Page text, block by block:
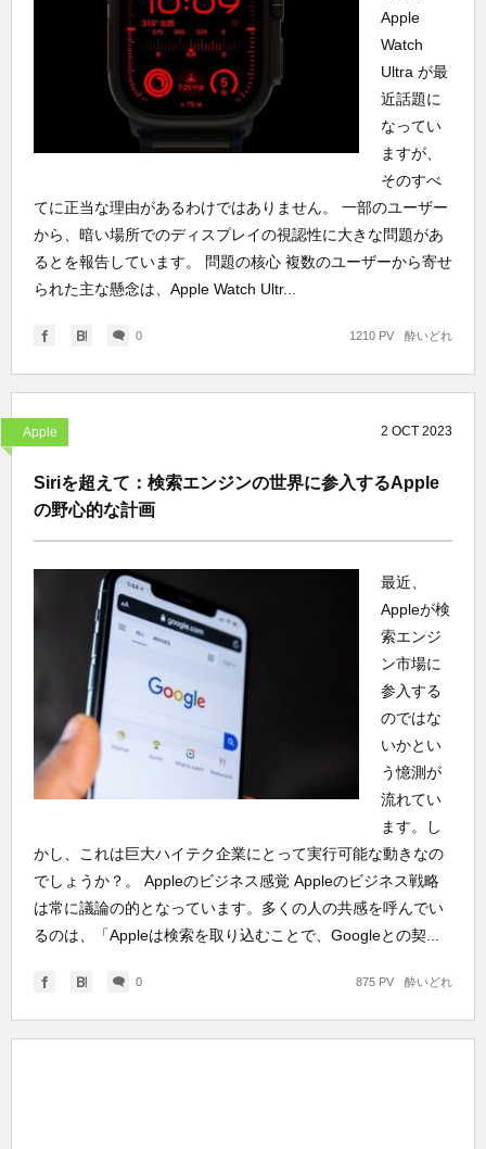
Apple
Watch
Ultra が最
近話題に
なってい
ますが、
そのすべ
てに正当な理由があるわけではありません。 一部のユーザー
から、暗い場所でのディスプレイの視認性に大きな問題があ
るとを報告しています。 問題の核心 複数のユーザーから寄せ
られた主な懸念は、Apple Watch Ultr...
0 酔いどれ
1210 PV
Apple 2 OCT 2023
Siriを超えて：検索エンジンの世界に参入するApple
の野心的な計画
最近、
Appleが検
索エンジ
ン市場に
参入する
のではな
いかとい
う憶測が
流れてい
ます。し
かし、これは巨大ハイテク企業にとって実行可能な動きなの
でしょうか？。 Appleのビジネス感覚 Appleのビジネス戦略
は常に議論の的となっています。多くの人の共感を呼んでい
るのは、「Appleは検索を取り込むことで、Googleとの契...
0 酔いどれ
875 PV